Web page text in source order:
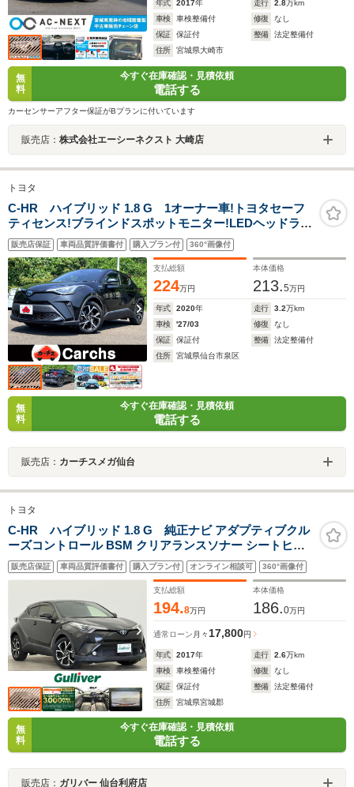
年式 2017年 走行 2.8万km
車検
車検整備付 修復
なし
保証
保証付 整備
法定整備付
住所
宮城県大崎市
無
料
今すぐ在庫確認・見積依頼
電話する
カーセンサーアフター保証がBプランに付いています
販売店： 株式会社エーシーネクスト 大崎店
トヨタ
C-HR ハイブリッド 1.8 G 1オーナー車!トヨタセーフ
ティセンス!ブラインドスポットモニター!LEDヘッドライ
ト!オートライト!純正ナビ/フルセグTV/BT/パノラミック
ビューモニター!前席シートヒーター!ハーフレザーシー
ト!
販売店保証 車両品質評価書付 購入プラン付 360°画像付
支払総額
224万円
本体価格
213.5万円
年式 2020年 走行 3.2万km
車検
'27/03 修復
なし
保証
保証付 整備
法定整備付
住所
宮城県仙台市泉区
無
料
今すぐ在庫確認・見積依頼
電話する
販売店： カーチスメガ仙台
トヨタ
C-HR ハイブリッド 1.8 G 純正ナビ アダプティブクル
ーズコントロール BSM クリアランスソナー シートヒー
ター ハーフレザー LEDヘッドランプ バックモニター
ETC セーフティセンス 純正18インチアルミ 禁煙車
販売店保証 車両品質評価書付 購入プラン付 オンライン相談可 360°画像付
支払総額
194.8万円
本体価格
186.0万円
通常ローン 月々 17,800円
年式 2017年 走行 2.6万km
車検
車検整備付 修復
なし
保証
保証付 整備
法定整備付
住所
宮城県宮城郡
無
料
今すぐ在庫確認・見積依頼
電話する
販売店： ガリバー 仙台利府店